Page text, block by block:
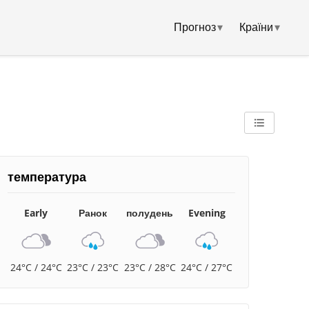
Прогноз▾ Країни▾
температура
Early
24°C / 24°C
Ранок
23°C / 23°C
полудень
23°C / 28°C
Evening
24°C / 27°C